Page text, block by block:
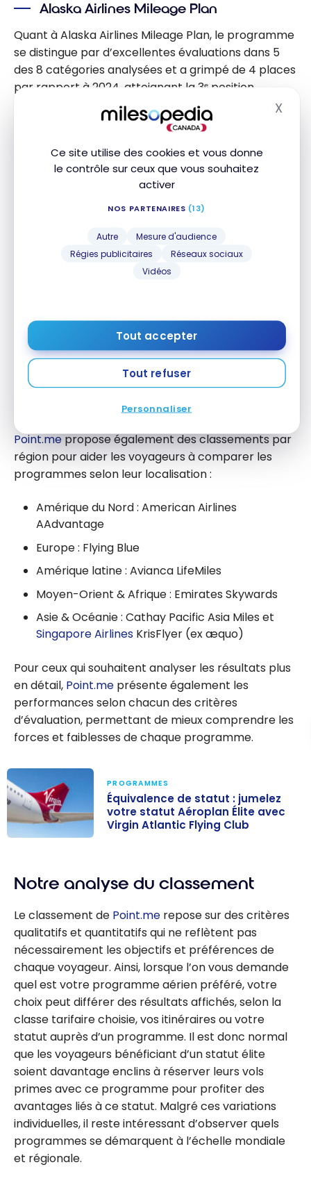
Ce site utilise des cookies et vous donne
le contrôle sur ceux que vous souhaitez
activer
NOS PARTENAIRES (13)
Autre
Mesure d'audience
Régies publicitaires
Réseaux sociaux
Vidéos
Tout accepter
Tout refuser
Personnaliser
X
Alaska Airlines Mileage Plan
Quant à Alaska Airlines Mileage Plan, le programme
se distingue par d’excellentes évaluations dans 5
des 8 catégories analysées et a grimpé de 4 places
par rapport à 2024, atteignant la 3ᵉ position
mondiale. Il offre une valeur exceptionnelle pour
l’échange des primes et une disponibilité solide,
et l’Océanie, tant en classe économique qu’affaires.
Le programme se distingue également par ses
règles de routage innovantes, comme la possibilité
billets primes, y compris pour les vols aller simple,
et par ses charts partenaires attractifs.
En quatrième position mondiale, on retrouve le
Virgin Atlantic Flying Club, et leBritish Airways Club
occupe également le top 10, reconnus pour leur
facilité à accumuler des points et leurs tarifs en
Point.mepropose également des classements par
région pour aider les voyageurs à comparer les
programmes selon leur localisation :
Amérique du Nord : American Airlines
AAdvantage
Europe : Flying Blue
Amérique latine : Avianca LifeMiles
Moyen-Orient & Afrique : Emirates Skywards
Asie & Océanie : Cathay Pacific Asia Miles et
Singapore Airlines KrisFlyer (ex æquo)
Pour ceux qui souhaitent analyser les résultats plus
en détail, Point.me présente également les
performances selon chacun des critères
d’évaluation, permettant de mieux comprendre les
forces et faiblesses de chaque programme.
votre statut
avec Virgin
Atlantic Flying
Club
PROGRAMMES
Équivalence de statut : jumelez
votre statut Aéroplan Élite avec
Virgin Atlantic Flying Club
Notre analyse du classement
Le classement de Point.me repose sur des critères
qualitatifs et quantitatifs qui ne reflètent pas
nécessairement les objectifs et préférences de
chaque voyageur. Ainsi, lorsque l’on vous demande
quel est votre programme aérien préféré, votre
choix peut différer des résultats affichés, selon la
classe tarifaire choisie, vos itinéraires ou votre
statut auprès d’un programme. Il est donc normal
que les voyageurs bénéficiant d’un statut élite
soient davantage enclins à réserver leurs vols
primes avec ce programme pour profiter des
avantages liés à ce statut. Malgré ces variations
individuelles, il reste intéressant d’observer quels
programmes se démarquent à l’échelle mondiale
et régionale.